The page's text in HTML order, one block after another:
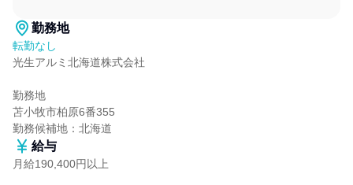
勤務地
転勤なし
光生アルミ北海道株式会社
勤務地
苫小牧市柏原6番355
勤務候補地：北海道
給与
月給190,400円以上